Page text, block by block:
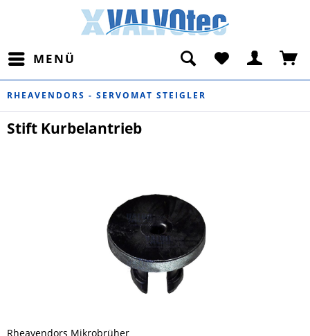
MENÜ
RHEAVENDORS - SERVOMAT STEIGLER
Stift Kurbelantrieb
Rheavendors Mikrobrüher